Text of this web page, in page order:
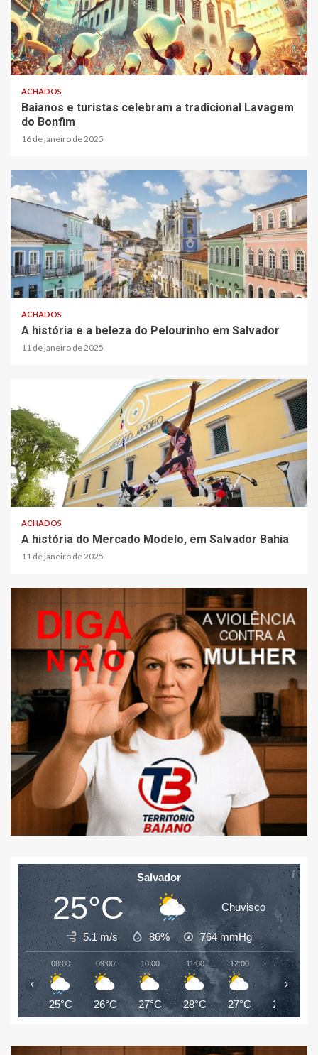
ACHADOS
Baianos e turistas celebram a tradicional Lavagem
do Bonfim
16 de janeiro de 2025
ACHADOS
A história e a beleza do Pelourinho em Salvador
11 de janeiro de 2025
ACHADOS
A história do Mercado Modelo, em Salvador Bahia
11 de janeiro de 2025
Salvador
25°C Chuvisco
5.1 m/s 86% 764mmHg
08:00
25°C
09:00
26°C
10:00
27°C
11:00
28°C
12:00
27°C
13:00
27°C
‹ ›